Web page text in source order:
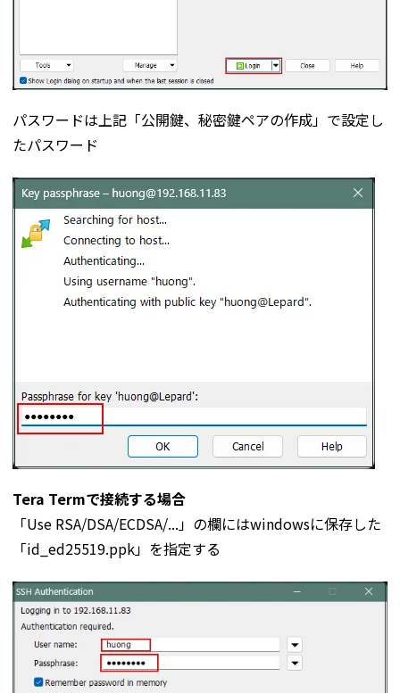
パスワードは上記「公開鍵、秘密鍵ペアの作成」で設定し
たパスワード
Tera Termで接続する場合
「Use RSA/DSA/ECDSA/...」の欄にはwindowsに保存した
「id_ed25519.ppk」を指定する